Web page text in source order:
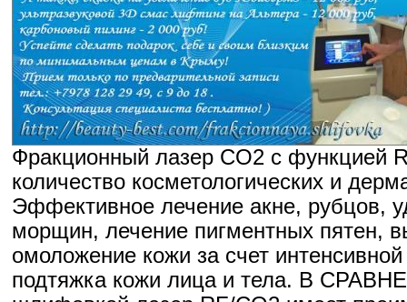
Фракционный лазер CO2 с функцией
количество косметологических и
Эффективное лечение акне, рубцов,
морщин, лечение пигментных пятен,
омоложение кожи за счет
подтяжка кожи лица и тела. В